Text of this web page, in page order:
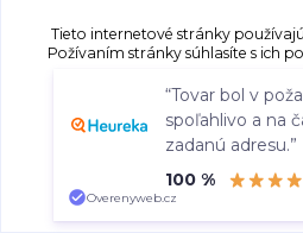
Kefa na sneh s
7,60 €
Skladom odosielame
Pridať
Tieto internetové stránky
Požívaním stránky súhlasíte s ich
Nastavenia
Súhlas môžete
“Tovar bol v
spoľahlivo a na
zadanú adresu.”
100 %
Overenyweb.cz